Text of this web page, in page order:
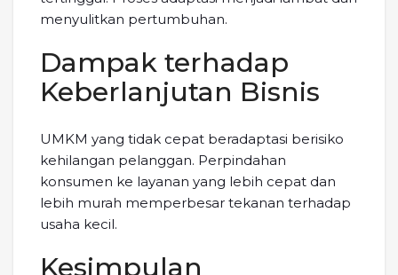
menyulitkan pertumbuhan.
Dampak terhadap
Keberlanjutan Bisnis
UMKM yang tidak cepat beradaptasi berisiko
kehilangan pelanggan. Perpindahan
konsumen ke layanan yang lebih cepat dan
lebih murah memperbesar tekanan terhadap
usaha kecil.
Kesimpulan